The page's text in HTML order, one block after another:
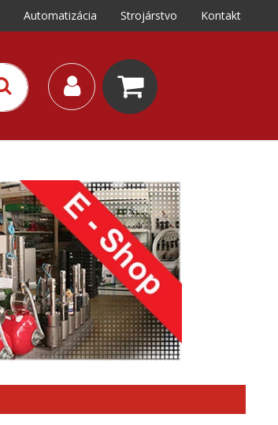
Automatizácia Strojárstvo Kontakt